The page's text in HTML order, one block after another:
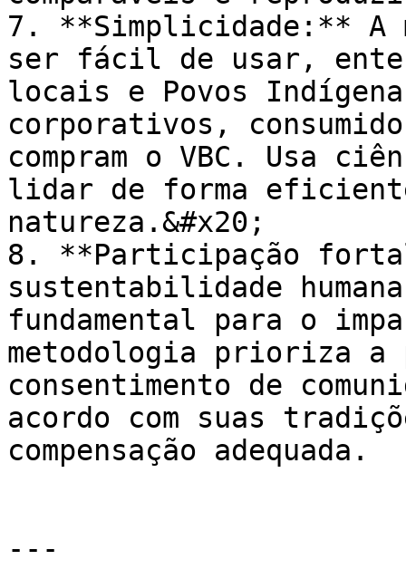
7. **Simplicidade:** A
ser fácil de usar,
locais e Povos
corporativos,
compram o VBC. Usa
lidar de forma eficiente
natureza.&#x20;
8. **Participação
sustentabilidade
fundamental para o
metodologia prioriza a
consentimento de
acordo com suas
compensação adequada.
---